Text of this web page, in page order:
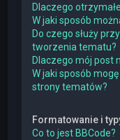
Dlaczego
W jaki sposób
Do czego służy
tworzenia tematu?
Dlaczego mój post
W jaki sposób
strony tematów?
Formatowanie i
Co to jest BBCode?